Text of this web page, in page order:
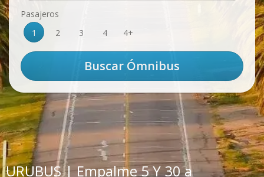
Pasajeros
1
2 3 4 4+
URUBUS | Empalme 5 Y 30 a